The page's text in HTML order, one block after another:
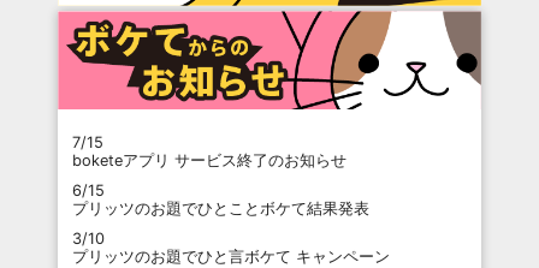
7/15
boketeアプリ サービス終了のお知らせ
6/15
プリッツのお題でひとことボケて結果発表
3/10
プリッツのお題でひと言ボケて キャンペーン